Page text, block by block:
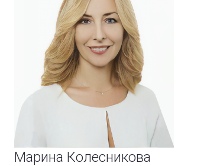
Марина Колесникова